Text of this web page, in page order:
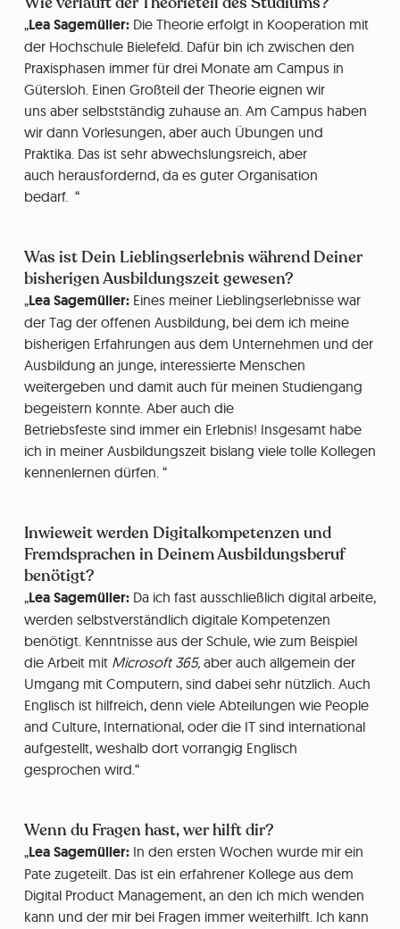
Lea Sagemüller:Die Theorie erfolgt in Kooperation mit
der Hochschule Bielefeld. Dafür bin ich zwischen den
Praxisphasen immer für drei Monate am Campus in
Gütersloh. Einen Großteil der Theorie eignen wir
uns aber selbstständig zuhause an. Am Campus haben
wir dann Vorlesungen, aber auch Übungen und
Praktika. Das ist sehr abwechslungsreich, aber
auch herausfordernd, da es guter Organisation
bedarf.
Was ist Dein Lieblingserlebnis während Deiner
bisherigen Ausbildungszeit gewesen?
Lea Sagemüller:Eines meiner Lieblingserlebnisse war
der Tag der offenen Ausbildung, bei dem ich meine
bisherigen Erfahrungen aus dem Unternehmen und der
Ausbildung an junge, interessierte Menschen
weitergeben und damit auch für meinen Studiengang
begeistern konnte. Aber auch die
Betriebsfeste sind immer ein Erlebnis! Insgesamt habe
ich in meiner Ausbildungszeit bislang viele tolle Kollegen
kennenlernen dürfen.
Inwieweit werden Digitalkompetenzen und
Fremdsprachen in Deinem Ausbildungsberuf
benötigt?
Lea Sagemüller:Da ich fast ausschließlich digital arbeite,
werden selbstverständlich digitale Kompetenzen
benötigt. Kenntnisse aus der Schule, wie zum Beispiel
die Arbeit mit Microsoft 365, aber auch allgemein der
Umgang mit Computern, sind dabei sehr nützlich. Auch
Englisch ist hilfreich, denn viele Abteilungen wie People
and Culture, International, oder die IT sind international
aufgestellt, weshalb dort vorrangig Englisch
gesprochen wird.
Wenn du Fragen hast, wer hilft dir?
Lea Sagemüller:In den ersten Wochen wurde mir ein
Pate zugeteilt. Das ist ein erfahrener Kollege aus dem
Digital Product Management, an den ich mich wenden
kann und der mir bei Fragen immer weiterhilft. Ich kann